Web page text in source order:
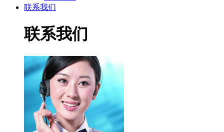
联系我们
联系我们